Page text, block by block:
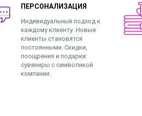
ПЕРСОНАЛИЗАЦИЯ
Индивидуальный подход к
каждому клиенту. Новые
клиенты становятся
постоянными. Скидки,
поощрения и подарки:
сувениры с символикой
компании.